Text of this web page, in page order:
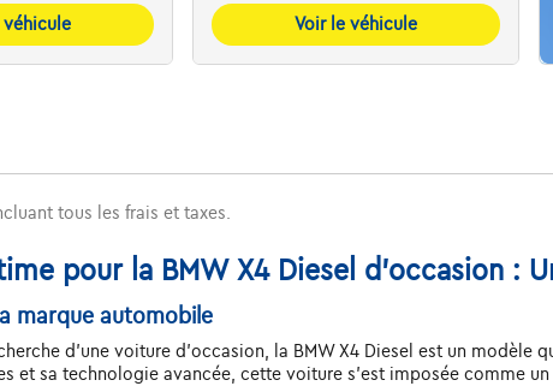
véhicule
Voir le véhicule
tous les frais et taxes.
pour la BMW X4 Diesel d'occasion :
marque automobile
d'une voiture d'occasion, la BMW X4 Diesel est un modèle
et sa technologie avancée, cette voiture s'est imposée comme